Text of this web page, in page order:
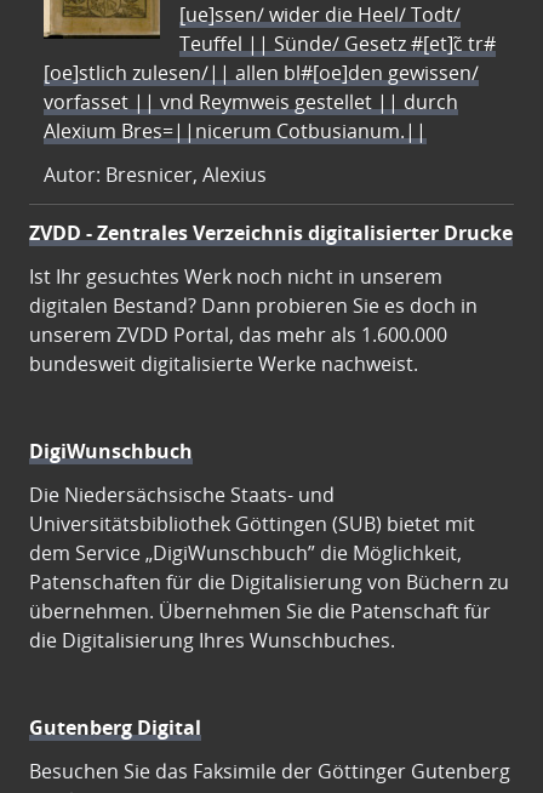
[ue]ssen/ wider die Heel/ Todt/
Teuffel || Sünde/ Gesetz #[et]c̃ tr#
[oe]stlich zulesen/|| allen bl#[oe]den gewissen/
vorfasset || vnd Reymweis gestellet || durch
Alexium Bres=||nicerum Cotbusianum.||
Autor: Bresnicer, Alexius
ZVDD - Zentrales Verzeichnis digitalisierter Drucke
Ist Ihr gesuchtes Werk noch nicht in unserem
digitalen Bestand? Dann probieren Sie es doch in
unserem ZVDD Portal, das mehr als 1.600.000
bundesweit digitalisierte Werke nachweist.
DigiWunschbuch
Die Niedersächsische Staats- und
Universitätsbibliothek Göttingen (SUB) bietet mit
dem Service „DigiWunschbuch” die Möglichkeit,
Patenschaften für die Digitalisierung von Büchern zu
übernehmen. Übernehmen Sie die Patenschaft für
die Digitalisierung Ihres Wunschbuches.
Gutenberg Digital
Besuchen Sie das Faksimile der Göttinger Gutenberg